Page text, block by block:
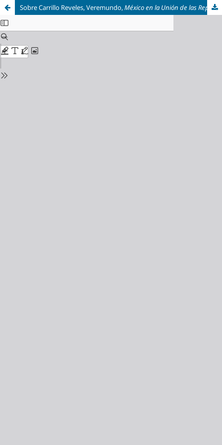
Sobre Carrillo Reveles, Veremundo,México en la Unión de las Repúblicas Americanas. El panamericanismo y la política exterior mexicana